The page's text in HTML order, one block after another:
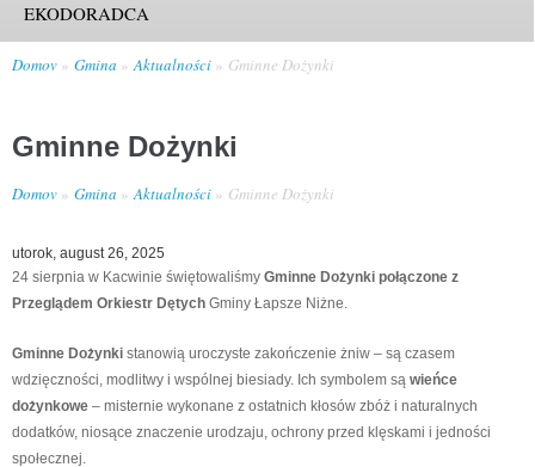
EKODORADCA
Domov Gmina Aktualności Gminne Dożynki
Gminne Dożynki
Domov Gmina Aktualności Gminne Dożynki
utorok, august 26, 2025
24 sierpnia w Kacwinie świętowaliśmy Gminne Dożynki połączone z
Przeglądem Orkiestr Dętych Gminy Łapsze Niżne.
Gminne Dożynki stanowią uroczyste zakończenie żniw – są czasem
wdzięczności, modlitwy i wspólnej biesiady. Ich symbolem są wieńce
dożynkowe – misternie wykonane z ostatnich kłosów zbóż i naturalnych
dodatków, niosące znaczenie urodzaju, ochrony przed klęskami i jedności
społecznej.